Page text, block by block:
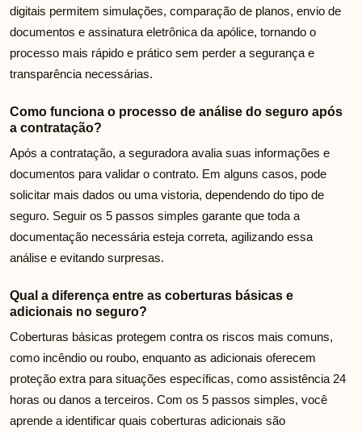
digitais permitem simulações, comparação de planos, envio de
documentos e assinatura eletrônica da apólice, tornando o
processo mais rápido e prático sem perder a segurança e
transparência necessárias.
Como funciona o processo de análise do seguro após
a contratação?
Após a contratação, a seguradora avalia suas informações e
documentos para validar o contrato. Em alguns casos, pode
solicitar mais dados ou uma vistoria, dependendo do tipo de
seguro. Seguir os 5 passos simples garante que toda a
documentação necessária esteja correta, agilizando essa
análise e evitando surpresas.
Qual a diferença entre as coberturas básicas e
adicionais no seguro?
Coberturas básicas protegem contra os riscos mais comuns,
como incêndio ou roubo, enquanto as adicionais oferecem
proteção extra para situações específicas, como assistência 24
horas ou danos a terceiros. Com os 5 passos simples, você
aprende a identificar quais coberturas adicionais são